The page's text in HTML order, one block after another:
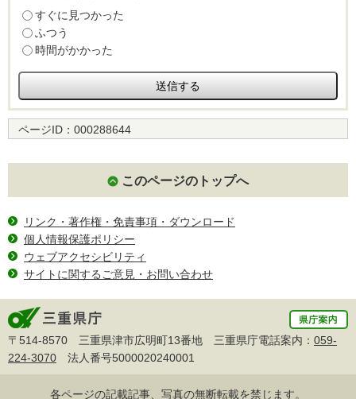
すぐに見つかった
ふつう
時間がかかった
ページID： 000288644
このページのトップへ
リンク・著作権・免責事項・ダウンロード
個人情報保護ポリシー
ウェブアクセシビリティ
サイトに関するご意見・お問い合わせ
〒514-8570 三重県津市広明町13番地 三重県庁電話案内： 059-
224-3070 法人番号5000020240001
各ページの記載記事、写真の無断転載を禁じます。